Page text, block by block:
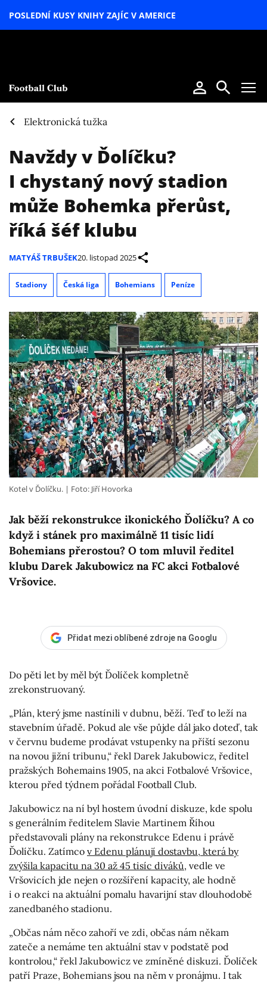
POSLEDNÍ KUSY KNIHY ZAJÍC V AMERICE
Elektronická tužka
Navždy v Ďolíčku?
I chystaný nový stadion
může Bohemka přerůst,
říká šéf klubu
MATYÁŠ TRBUŠEK20. listopad 2025
Stadiony Česká liga Bohemians Peníze
Jak běží rekonstrukce ikonického Ďolíčku? A co
když i stánek pro maximálně 11 tisíc lidí
Bohemians přerostou? O tom mluvil ředitel
klubu Darek Jakubowicz na FC akci Fotbalové
Vršovice.
Kotel v Ďolíčku. Foto: Jiří Hovorka
Přidat mezi oblíbené zdroje na Googlu
Do pěti let by měl být Ďolíček kompletně
zrekonstruovaný.
„Plán, který jsme nastínili v dubnu, běží. Teď to leží na
stavebním úřadě. Pokud ale vše půjde dál jako doteď, tak
v červnu budeme prodávat vstupenky na příští sezonu
na novou jižní tribunu,“ řekl Darek Jakubowicz, ředitel
pražských Bohemains 1905, na akci Fotbalové Vršovice,
kterou před týdnem pořádal Football Club.
Jakubowicz na ní byl hostem úvodní diskuze, kde spolu
s generálním ředitelem Slavie Martinem Říhou
představovali plány na rekonstrukce Edenu i právě
Ďolíčku. Zatímco v Edenu plánují dostavbu, která by
zvýšila kapacitu na 30 až 45 tisíc diváků, vedle ve
Vršovicích jde nejen o rozšíření kapacity, ale hodně
i o reakci na aktuální pomalu havarijní stav dlouhodobě
zanedbaného stadionu.
„Občas nám něco zahoří ve zdi, občas nám někam
zateče a nemáme ten aktuální stav v podstatě pod
kontrolou,“ řekl Jakubowicz ve zmíněné diskuzi. Ďolíček
patří Praze, Bohemians jsou na něm v pronájmu. I tak